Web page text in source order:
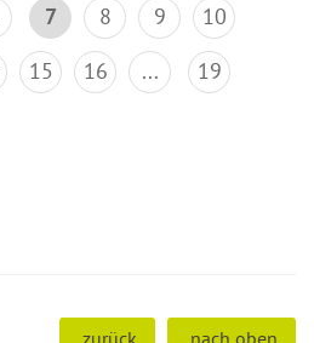
7 8 9
10
15 16 ... 19
zurück nach oben